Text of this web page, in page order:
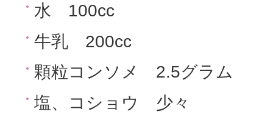
水 100cc
牛乳 200cc
顆粒コンソメ 2.5グラム
塩、コショウ 少々